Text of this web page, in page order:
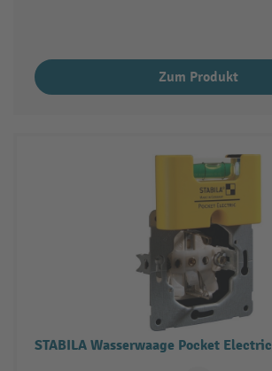
Zum Produkt
STABILA Wasserwaage Pocket Electric